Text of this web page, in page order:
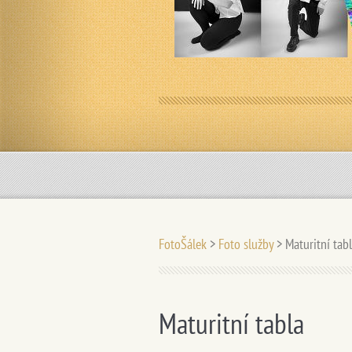
FotoŠálek > Foto služby > Maturitní
Maturitní tabla